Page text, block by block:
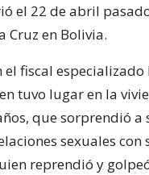
el 22 de abril
Cruz en Bolivia.
el fiscal especializado
tuvo lugar en la
que sorprendió a
sexuales con
reprendió y